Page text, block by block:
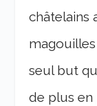
châtelains
seul but
de plus en